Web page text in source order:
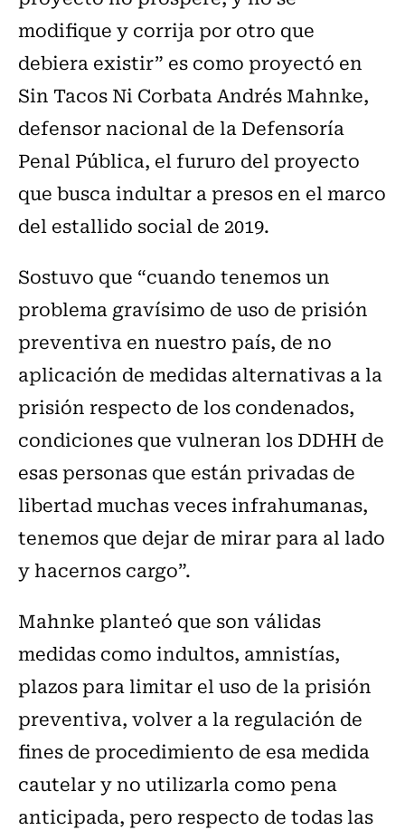
modifique y corrija por otro que
debiera existir” es como proyectó en
Sin Tacos Ni Corbata Andrés Mahnke,
defensor nacional de la Defensoría
Penal Pública, el fururo del proyecto
que busca indultar a presos en el marco
del estallido social de 2019.
Sostuvo que “cuando tenemos un
problema gravísimo de uso de prisión
preventiva en nuestro país, de no
aplicación de medidas alternativas a la
prisión respecto de los condenados,
condiciones que vulneran los DDHH de
esas personas que están privadas de
libertad muchas veces infrahumanas,
tenemos que dejar de mirar para al lado
y hacernos cargo”.
Mahnke planteó que son válidas
medidas como indultos, amnistías,
plazos para limitar el uso de la prisión
preventiva, volver a la regulación de
fines de procedimiento de esa medida
cautelar y no utilizarla como pena
anticipada, pero respecto de todas las